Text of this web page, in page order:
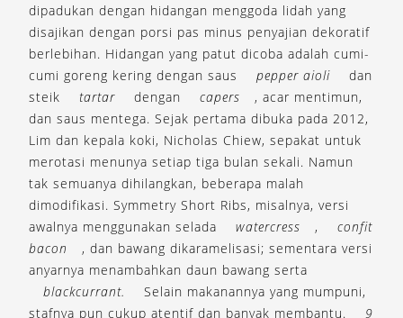
dipadukan dengan hidangan menggoda lidah yang
disajikan dengan porsi pas minus penyajian dekoratif
berlebihan. Hidangan yang patut dicoba adalah cumi-
cumi goreng kering dengan saus
pepper aioli
dan
steik
tartar dengan capers
, acar mentimun,
dan saus mentega. Sejak pertama dibuka pada 2012,
Lim dan kepala koki, Nicholas Chiew, sepakat untuk
merotasi menunya setiap tiga bulan sekali. Namun
tak semuanya dihilangkan, beberapa malah
dimodifikasi. Symmetry Short Ribs, misalnya, versi
awalnya menggunakan selada
watercress ,
confit
bacon
, dan bawang dikaramelisasi; sementara versi
anyarnya menambahkan daun bawang serta
blackcurrant.
Selain makanannya yang mumpuni,
stafnya pun cukup atentif dan banyak membantu.
9